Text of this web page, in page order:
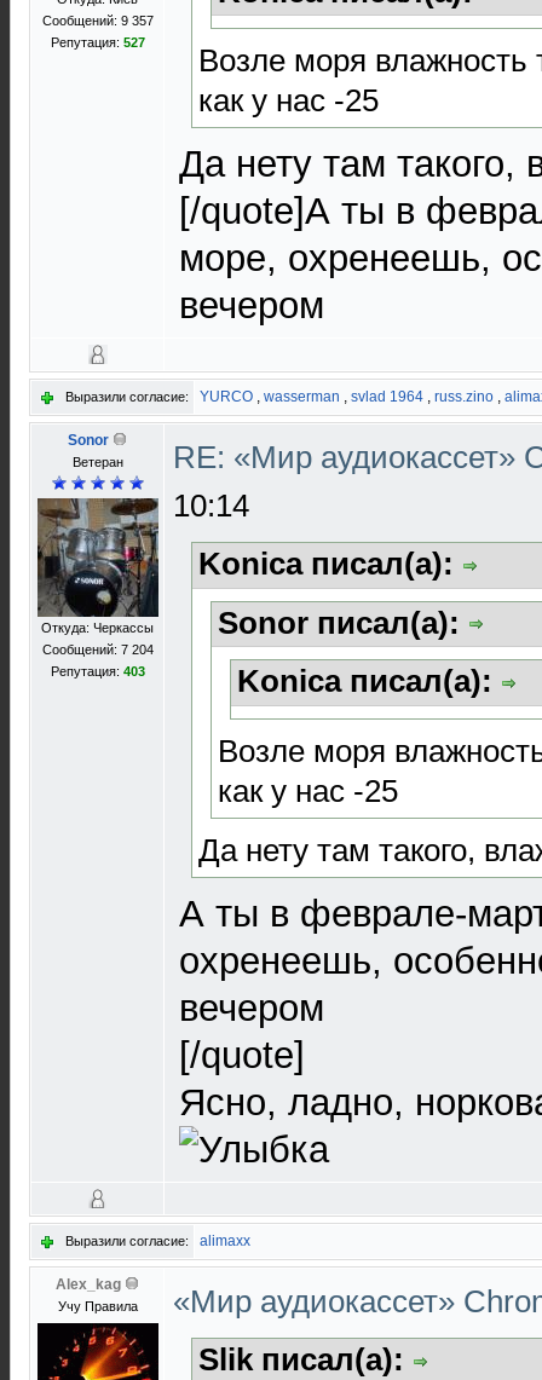
Сообщений: 9 357
Репутация: 527
Возле моря влажность
как у нас -25
Да нету там такого,
[/quote]А ты в
море, охренеешь,
вечером
Выразили согласие: YURCO , wasserman , svlad 1964 , russ.zino ,
Sonor
Ветеран
Откуда: Черкассы
Сообщений: 7 204
Репутация: 403
RE: «Мир аудиокассет»
10:14
Konica писал(а):
Sonor писал(а):
Konica писал(а):
Возле моря
как у нас -25
Да нету там такого,
А ты в феврале-
охренеешь,
вечером
[/quote]
Ясно, ладно,
Выразили согласие: alimaxx
Alex_kag
Учу Правила
«Мир аудиокассет»
Slik писал(а):